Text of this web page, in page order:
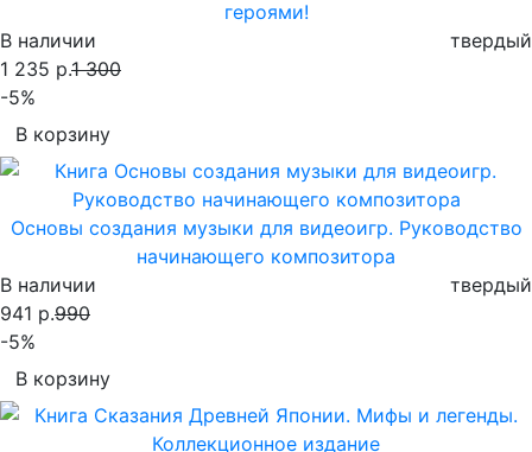
героями!
В наличии
твердый
1 235 р.1 300
-5%
В корзину
Основы создания музыки для видеоигр. Руководство
начинающего композитора
В наличии
твердый
941 р.990
-5%
В корзину